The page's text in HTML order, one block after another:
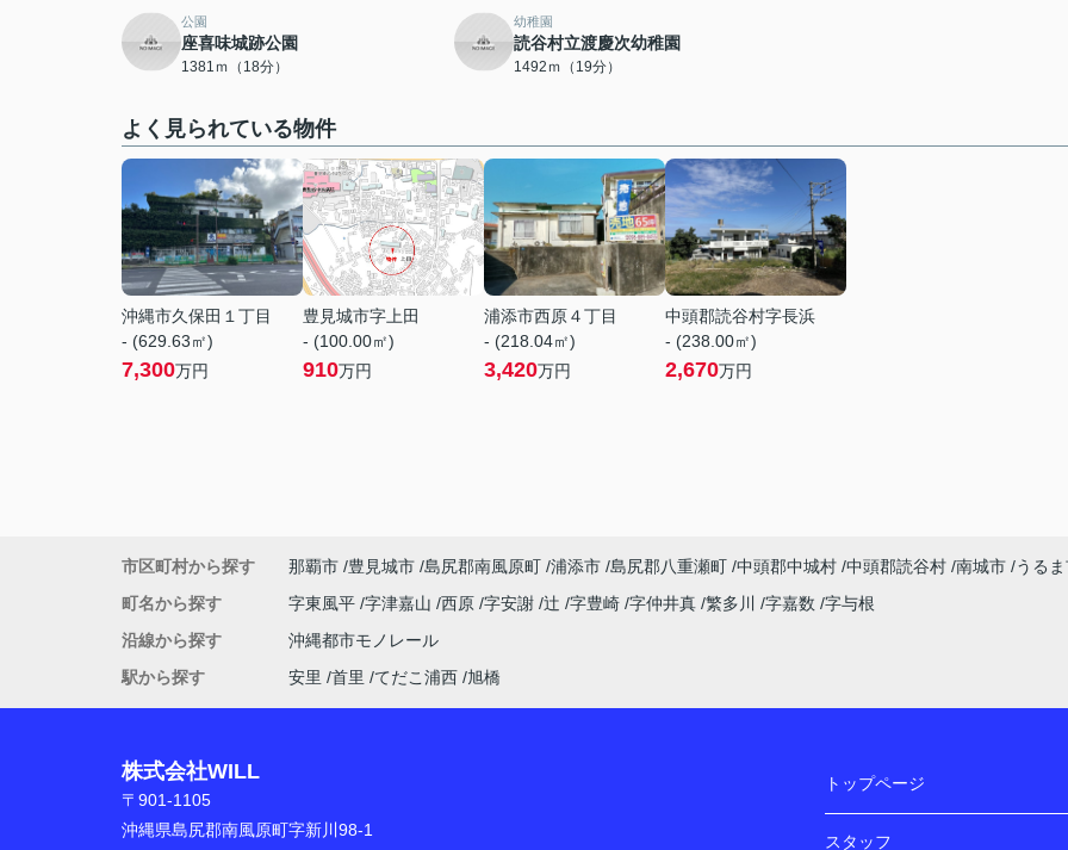
公園
座喜味城跡公園
1381ｍ（18分）
幼稚園
読谷村立渡慶次幼稚園
1492ｍ（19分）
よく見られている物件
沖縄市久保田１丁目
- (629.63㎡)
7,300万円
豊見城市字上田
- (100.00㎡)
910万円
浦添市西原４丁目
- (218.04㎡)
3,420万円
中頭郡読谷村字長浜
- (238.00㎡)
2,670万円
市区町村から探す 那覇市 豊見城市 島尻郡南風原町 浦添市 島尻郡八重瀬町 中頭郡中城村 中頭郡読谷村 南城市
うる
町名から探す
字東風平 字津嘉山 西原 字安謝 辻 字豊崎 字仲井真 繁多川 字嘉数 字与根
沿線から探す
沖縄都市モノレール
駅から探す
安里 首里 てだこ浦西 旭橋
株式会社WILL
〒901-1105
沖縄県島尻郡南風原町字新川98-1
トップページ
スタッフ